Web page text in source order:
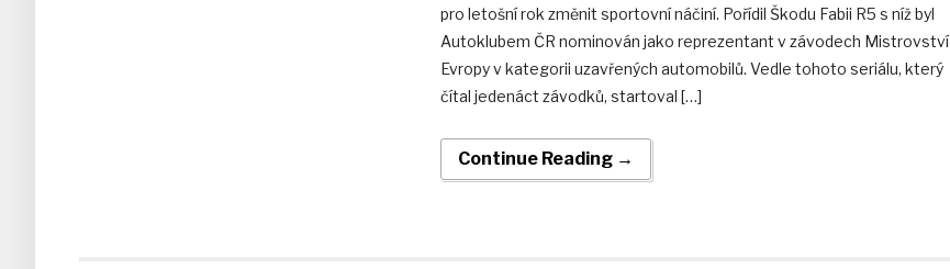
pro letošní rok změnit sportovní náčiní. Pořídil Škodu Fabii R5 s níž byl
Autoklubem ČR nominován jako reprezentant v závodech Mistrovství
Evropy v kategorii uzavřených automobilů. Vedle tohoto seriálu, který
čítal jedenáct závodků, startoval […]
Continue Reading →